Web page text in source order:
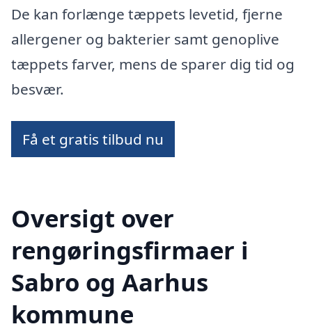
De kan forlænge tæppets levetid, fjerne
allergener og bakterier samt genoplive
tæppets farver, mens de sparer dig tid og
besvær.
Få et gratis tilbud nu
Oversigt over
rengøringsfirmaer i
Sabro og Aarhus
kommune